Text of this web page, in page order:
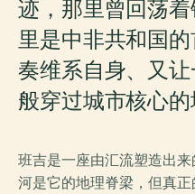
迹，那里曾回荡
里是中非共和国
奏维系自身、又
般穿过城市核心的
班吉是一座由汇流塑造出
河是它的地理脊梁，但真